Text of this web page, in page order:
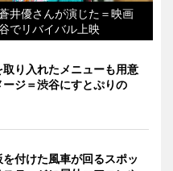
井優さんが演じた＝映画
でリバイバル上映
取り入れたメニューも用意
ジ＝渋谷にすとぷりの
付けた風車が回るスポッ